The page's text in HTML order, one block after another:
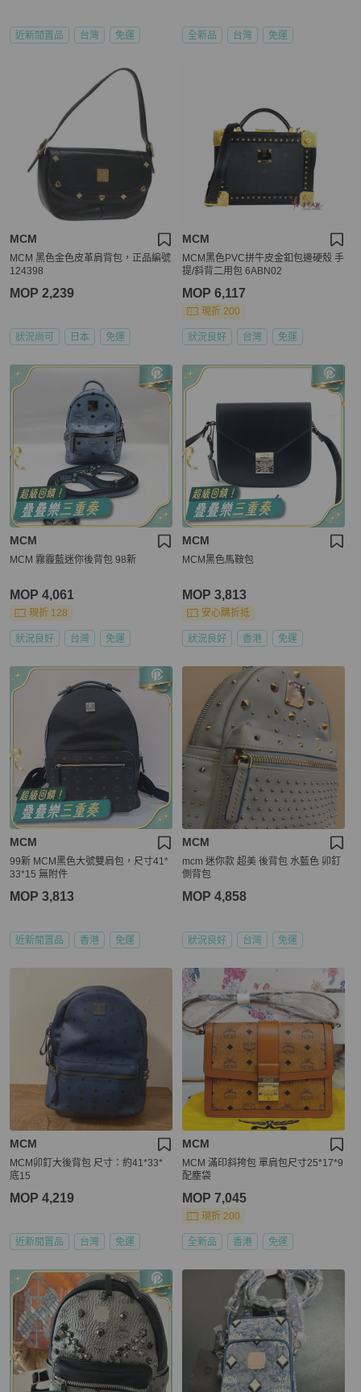
近新閒置品 台灣 免運 全新品 台灣 免運
MCM
MCM 黑色金色皮革肩背包，正品編號
124398
MOP 2,239
狀況尚可 日本 免運
MCM
MCM黑色PVC拼牛皮金釦包邊硬殼 手
提/斜背二用包 6ABN02
MOP 6,117
現折 200
狀況良好 台灣 免運
MCM
MCM 霧霾藍迷你後背包 98新
MOP 4,061
現折 128
狀況良好 台灣 免運
MCM
MCM黑色馬鞍包
MOP 3,813
安心購折抵
狀況良好 香港 免運
MCM
99新 MCM黑色大號雙肩包，尺寸41*
33*15 無附件
MOP 3,813
近新閒置品 香港 免運
MCM
mcm 迷你款 超美 後背包 水藍色 卯釘
側背包
MOP 4,858
狀況良好 台灣 免運
MCM
MCM卯釘大後背包 尺寸：約41*33*
底15
MOP 4,219
近新閒置品 台灣 免運
MCM
MCM 滿印斜挎包 單肩包尺寸25*17*9
配塵袋
MOP 7,045
現折 200
全新品 香港 免運